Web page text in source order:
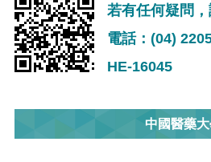
若有任何疑問
電話：(04)
HE-16045
中國醫藥